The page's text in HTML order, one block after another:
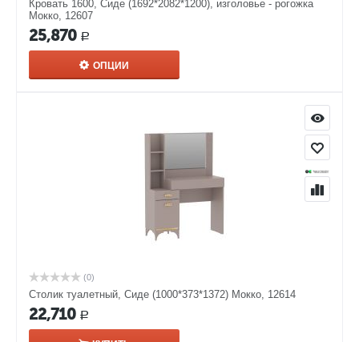
Кровать 1600, Сиде (1692*2082*1200), изголовье - рогожка
Мокко, 12607
25,870 Р
ОПЦИИ
(0)
Столик туалетный, Сиде (1000*373*1372) Мокко, 12614
22,710 Р